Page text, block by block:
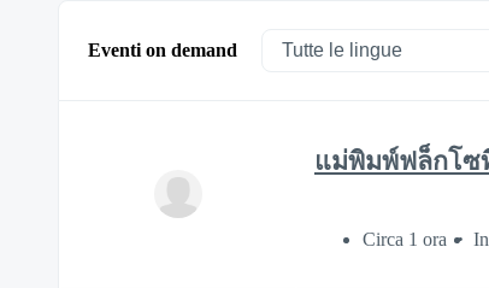
Eventi on demand
แม่พิมพ์ฟล็กโซ
Circa 1 ora